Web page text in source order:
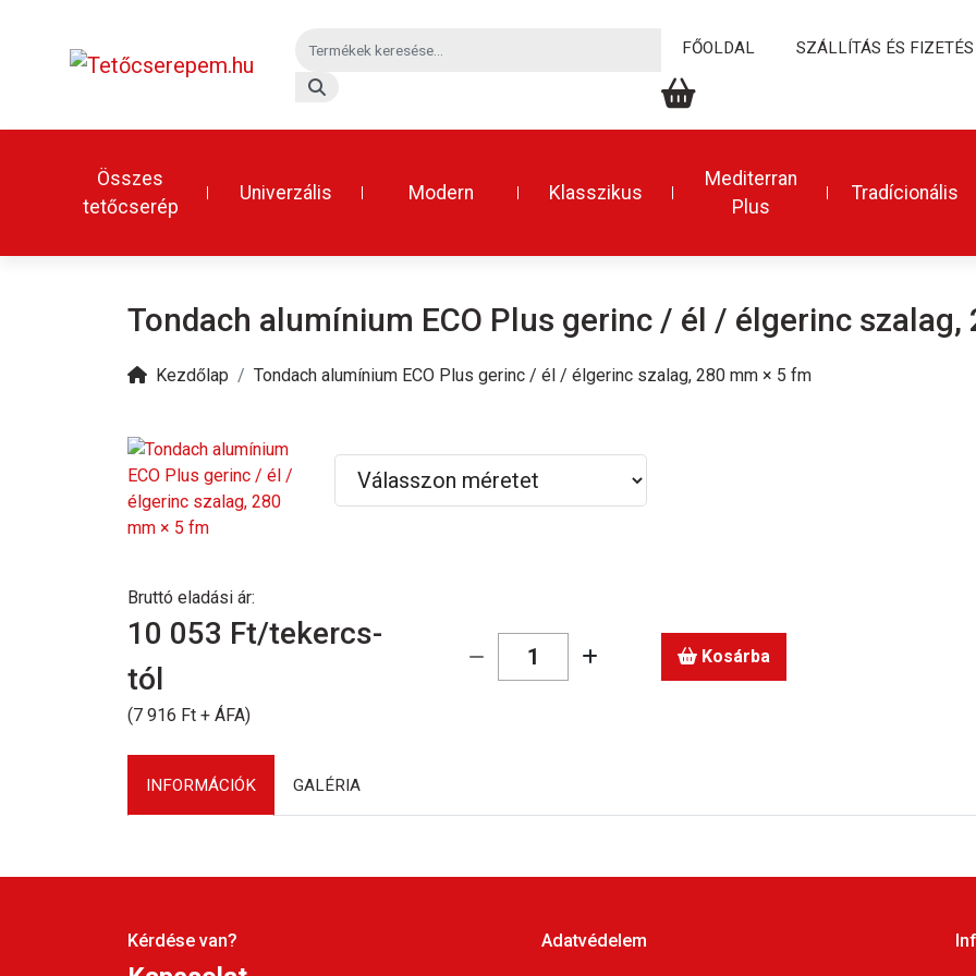
FŐOLDAL SZÁLLÍTÁS ÉS FIZETÉS
Összes
tetőcserép
Univerzális Modern Klasszikus
Mediterran
Plus
Tradícionális
Tondach alumínium ECO Plus gerinc / él / élgerinc szalag,
Kezdőlap Tondach alumínium ECO Plus gerinc / él / élgerinc szalag, 280 mm × 5 fm
Bruttó eladási ár:
10 053 Ft/tekercs-
tól
(7 916 Ft + ÁFA)
Kosárba
INFORMÁCIÓK GALÉRIA
Kérdése van? Adatvédelem